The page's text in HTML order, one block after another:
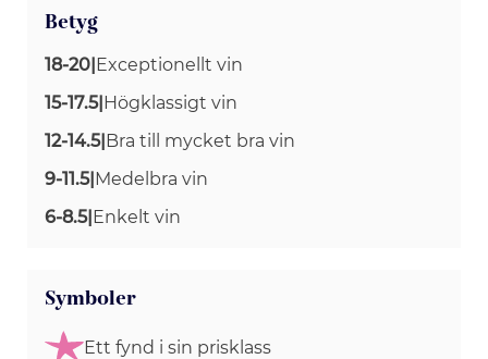
Betyg
18-20 Exceptionellt vin
15-17.5| Högklassigt vin
12-14.5| Bra till mycket bra vin
9-11.5| Medelbra vin
6-8.5| Enkelt vin
Symboler
Ett fynd i sin prisklass